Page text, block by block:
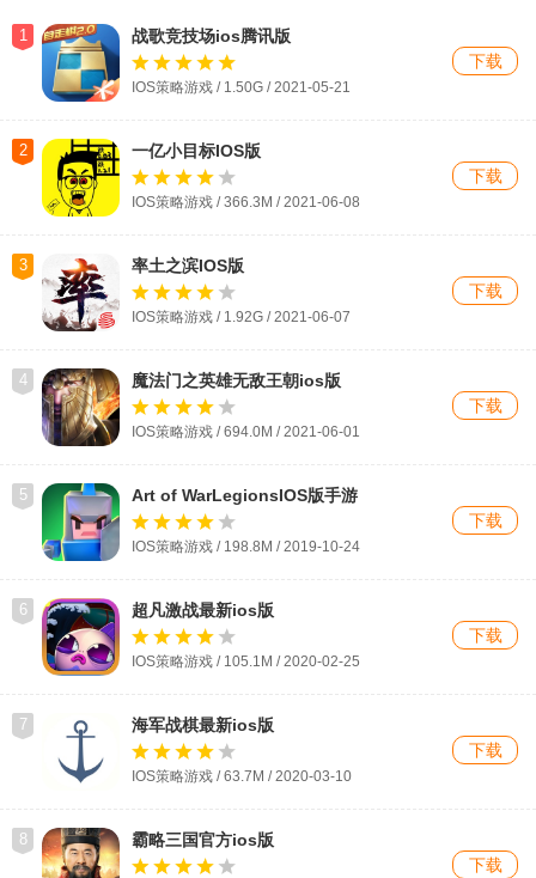
1 战歌竞技场ios腾讯版
IOS策略游戏 / 1.50G / 2021-05-21
下载
2 一亿小目标IOS版
IOS策略游戏 / 366.3M / 2021-06-08
下载
3 率土之滨IOS版
IOS策略游戏 / 1.92G / 2021-06-07
下载
4 魔法门之英雄无敌王朝ios版
IOS策略游戏 / 694.0M / 2021-06-01
下载
5 Art of WarLegionsIOS版手游
IOS策略游戏 / 198.8M / 2019-10-24
下载
6 超凡激战最新ios版
IOS策略游戏 / 105.1M / 2020-02-25
下载
7 海军战棋最新ios版
IOS策略游戏 / 63.7M / 2020-03-10
下载
8
霸略三国官方ios版
下载